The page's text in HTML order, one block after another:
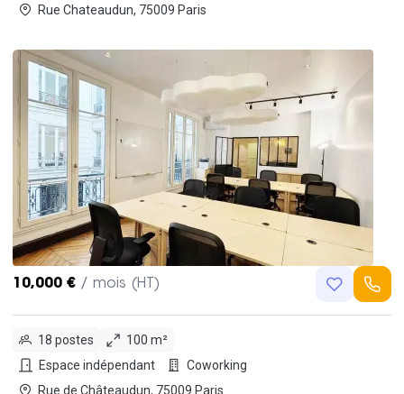
Rue Chateaudun, 75009 Paris
10,000 € / mois (HT)
18 postes
100 m²
Espace indépendant
Coworking
Rue de Châteaudun, 75009 Paris